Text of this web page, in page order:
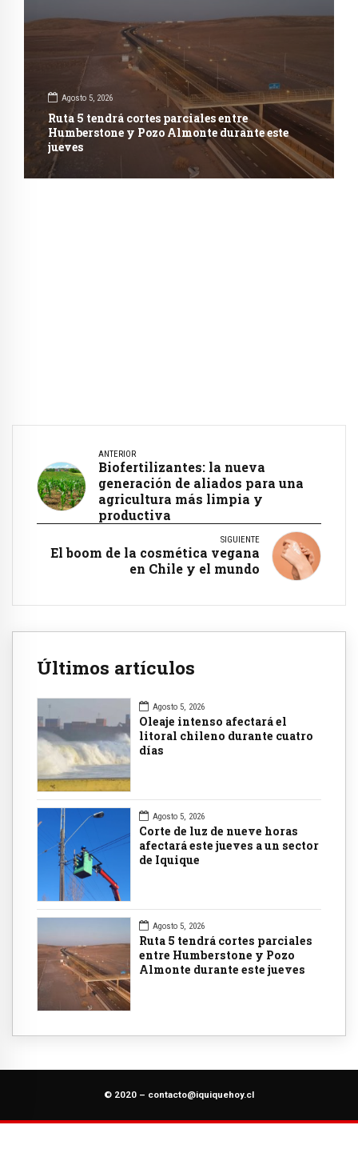
Agosto 5, 2026
Ruta 5 tendrá cortes parciales entre
Humberstone y Pozo Almonte durante este
jueves
ANTERIOR
Biofertilizantes: la nueva
generación de aliados para una
agricultura más limpia y
productiva
SIGUIENTE
El boom de la cosmética vegana
en Chile y el mundo
Últimos artículos
Agosto 5, 2026
Oleaje intenso afectará el
litoral chileno durante cuatro
días
Agosto 5, 2026
Corte de luz de nueve horas
afectará este jueves a un sector
de Iquique
Agosto 5, 2026
Ruta 5 tendrá cortes parciales
entre Humberstone y Pozo
Almonte durante este jueves
© 2020 – contacto@iquiquehoy.cl